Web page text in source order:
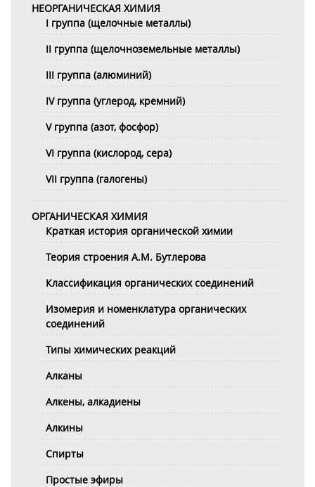
НЕОРГАНИЧЕСКАЯ ХИМИЯ
I группа (щелочные металлы)
II группа (щелочноземельные металлы)
III группа (алюминий)
IV группа (углерод, кремний)
V группа (азот, фосфор)
VI группа (кислород, сера)
VII группа (галогены)
ОРГАНИЧЕСКАЯ ХИМИЯ
Краткая история органической химии
Теория строения А.М. Бутлерова
Классификация органических соединений
Изомерия и номенклатура органических
соединений
Типы химических реакций
Алканы
Алкены, алкадиены
Алкины
Спирты
Простые эфиры